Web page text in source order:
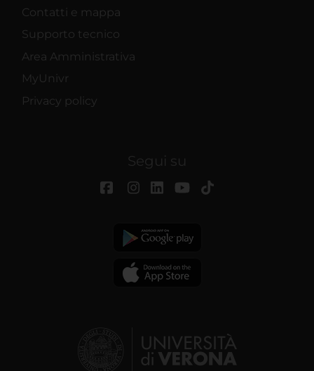
Contatti e mappa
Supporto tecnico
Area Amministrativa
MyUnivr
Privacy policy
Segui su